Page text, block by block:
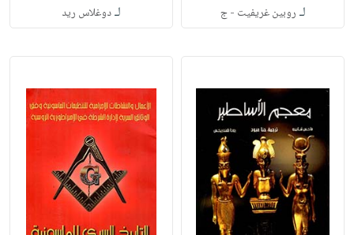
لـ روبين غريفيت - ج لـدوغلاس ريد